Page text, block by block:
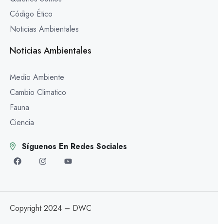
Código Ético
Noticias Ambientales
Noticias Ambientales
Medio Ambiente
Cambio Climatico
Fauna
Ciencia
Síguenos En Redes Sociales
Copyright 2024 – DWC